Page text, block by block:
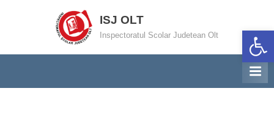
Deschide
ISJ OLT
Inspectoratul Scolar Judetean Olt